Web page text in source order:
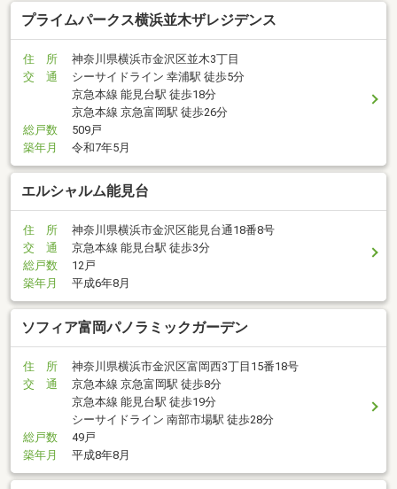
プライムパークス横浜並木ザレジデンス
住 所
神奈川県横浜市金沢区並木3丁目
交 通
シーサイドライン 幸浦駅 徒歩5分
京急本線 能見台駅 徒歩18分
京急本線 京急富岡駅 徒歩26分
総戸数
509戸
築年月
令和7年5月
エルシャルム能見台
住 所
神奈川県横浜市金沢区能見台通18番8号
交 通
京急本線 能見台駅 徒歩3分
総戸数
12戸
築年月
平成6年8月
ソフィア富岡パノラミックガーデン
住 所
神奈川県横浜市金沢区富岡西3丁目15番18号
交 通
京急本線 京急富岡駅 徒歩8分
京急本線 能見台駅 徒歩19分
シーサイドライン 南部市場駅 徒歩28分
総戸数
49戸
築年月
平成8年8月